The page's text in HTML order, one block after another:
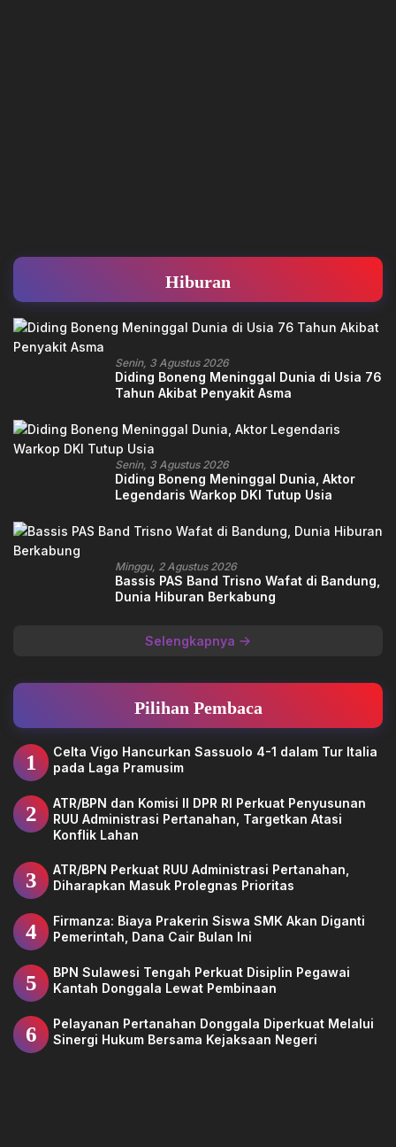
Hiburan
Senin, 3 Agustus 2026
Diding Boneng Meninggal Dunia di Usia 76
Tahun Akibat Penyakit Asma
Senin, 3 Agustus 2026
Diding Boneng Meninggal Dunia, Aktor
Legendaris Warkop DKI Tutup Usia
Minggu, 2 Agustus 2026
Bassis PAS Band Trisno Wafat di Bandung,
Dunia Hiburan Berkabung
Selengkapnya
Pilihan Pembaca
1
Celta Vigo Hancurkan Sassuolo 4-1 dalam Tur Italia
pada Laga Pramusim
2
ATR/BPN dan Komisi II DPR RI Perkuat Penyusunan
RUU Administrasi Pertanahan, Targetkan Atasi
Konflik Lahan
3
ATR/BPN Perkuat RUU Administrasi Pertanahan,
Diharapkan Masuk Prolegnas Prioritas
4
Firmanza: Biaya Prakerin Siswa SMK Akan Diganti
Pemerintah, Dana Cair Bulan Ini
5
BPN Sulawesi Tengah Perkuat Disiplin Pegawai
Kantah Donggala Lewat Pembinaan
6
Pelayanan Pertanahan Donggala Diperkuat Melalui
Sinergi Hukum Bersama Kejaksaan Negeri